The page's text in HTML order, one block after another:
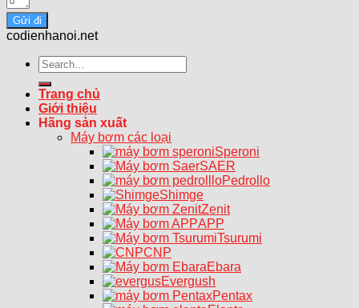
Gửi đi
codienhanoi.net
Search
for:
Trang chủ
Giới thiệu
Hãng sản xuất
Máy bơm các loại
Speroni
SAER
Pedrollo
Shimge
Zenit
APP
Tsurumi
CNP
Ebara
Evergush
Pentax